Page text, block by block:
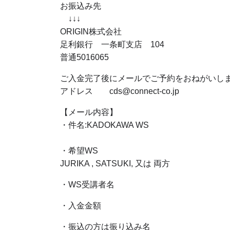
お振込み先
↓↓↓
ORIGIN株式会社
足利銀行 一条町支店 104
普通5016065
ご入金完了後にメールでご予約をおねがいし
アドレス cds@connect-co.jp
【メール内容】
・件名:KADOKAWA WS
・希望WS
JURIKA , SATSUKI, 又は 両方
・WS受講者名
・入金金額
・振込の方は振り込み名